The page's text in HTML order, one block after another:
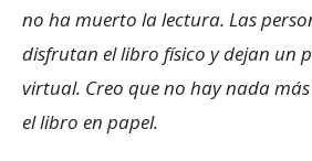
no ha muerto la lectura. Las
disfrutan el libro físico y dejan un
virtual. Creo que no hay nada
el libro en papel.